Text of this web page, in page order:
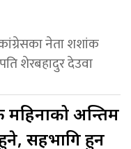
नेता शशांक
शेरबहादुर देउवा
महिनाको अन्तिम
सहभागि हुन